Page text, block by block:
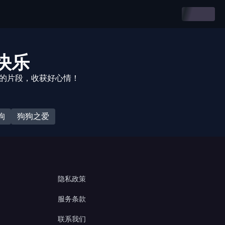
乐
片段，收获好心情！
狗狗之爱
隐私政策
服务条款
联系我们